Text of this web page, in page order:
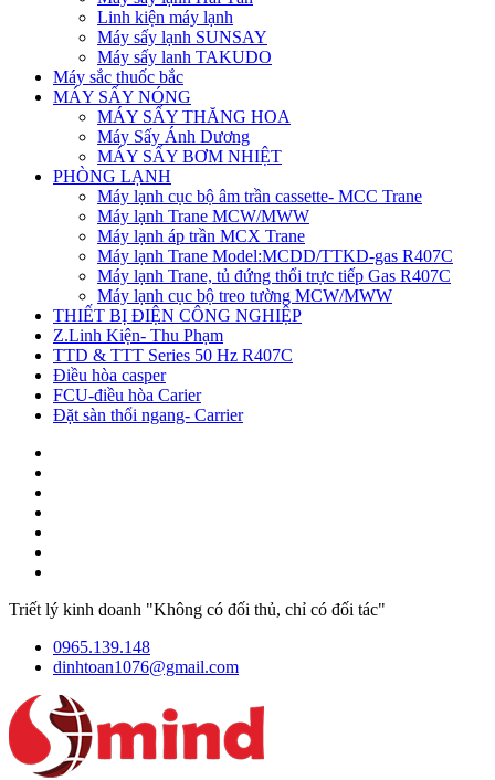
Linh kiện máy lạnh
Máy sấy lạnh SUNSAY
Máy sấy lanh TAKUDO
Máy sắc thuốc bắc
MÁY SẤY NÓNG
MÁY SẤY THĂNG HOA
Máy Sấy Ánh Dương
MÁY SẤY BƠM NHIỆT
PHÒNG LẠNH
Máy lạnh cục bộ âm trần cassette- MCC Trane
Máy lạnh Trane MCW/MWW
Máy lạnh áp trần MCX Trane
Máy lạnh Trane Model:MCDD/TTKD-gas R407C
Máy lạnh Trane, tủ đứng thổi trực tiếp Gas R407C
Máy lạnh cục bộ treo tường MCW/MWW
THIẾT BỊ ĐIỆN CÔNG NGHIỆP
Z.Linh Kiện- Thu Phạm
TTD & TTT Series 50 Hz R407C
Điều hòa casper
FCU-điều hòa Carier
Đặt sàn thổi ngang- Carrier
Triết lý kinh doanh "Không có đối thủ, chỉ có đối tác"
0965.139.148
dinhtoan1076@gmail.com